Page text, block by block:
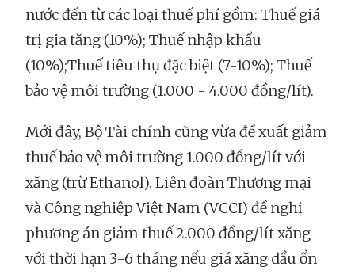
nước đến từ các loại thuế phí gồm: Thuế giá
trị gia tăng (10%); Thuế nhập khẩu
(10%);Thuế tiêu thụ đặc biệt (7-10%); Thuế
bảo vệ môi trường (1.000 - 4.000 đồng/lít).
Mới đây, Bộ Tài chính cũng vừa đề xuất giảm
thuế bảo vệ môi trường 1.000 đồng/lít với
xăng (trừ Ethanol). Liên đoàn Thương mại
và Công nghiệp Việt Nam (VCCI) đề nghị
phương án giảm thuế 2.000 đồng/lít xăng
với thời hạn 3-6 tháng nếu giá xăng dầu ổn